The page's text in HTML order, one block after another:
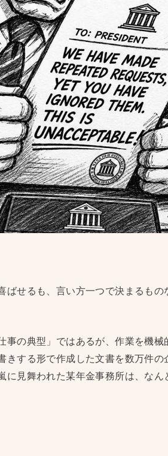
ばせるも、言い方一つで決まるも
事の典型」ではあるが、作業を機
きする形で作成した文書を数万件
に見舞われた某年金事務所は、なん